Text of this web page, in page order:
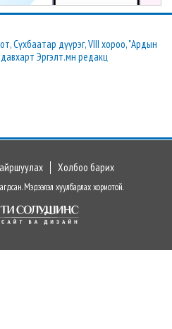
Сүхбаатар дүүрэг, VIII хороо, "Ардын
Эргэлт.мн редакц
Холбоо барих
Мэдээлэл хуулбарлах хориотой.